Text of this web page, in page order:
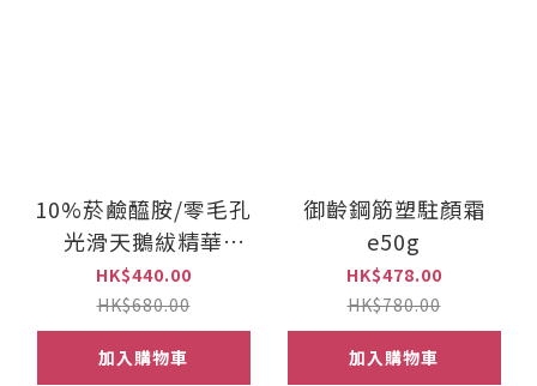
10%菸鹼醯胺/零毛孔
光滑天鵝紱精華
e30ml
HK$440.00
HK$680.00
加入購物車
御齡鋼筋塑駐顏霜
e50g
HK$478.00
HK$780.00
加入購物車